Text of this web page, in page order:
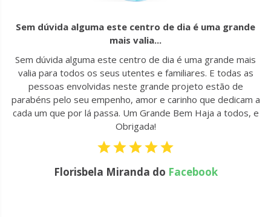
Sem dúvida alguma este centro de dia é uma grande
mais valia...
Sem dúvida alguma este centro de dia é uma grande mais
valia para todos os seus utentes e familiares. E todas as
pessoas envolvidas neste grande projeto estão de
parabéns pelo seu empenho, amor e carinho que dedicam a
cada um que por lá passa. Um Grande Bem Haja a todos, e
Obrigada!
Florisbela Miranda do Facebook